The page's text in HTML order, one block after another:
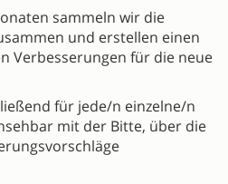
sammeln wir die
und erstellen einen
Verbesserungen für die neue
für jede/n einzelne/n
mit der Bitte, über die